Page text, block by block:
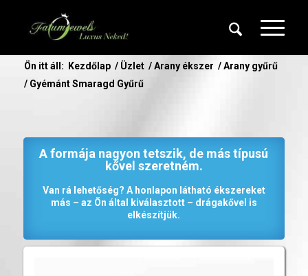
Ön itt áll: Kezdőlap / Üzlet / Arany ékszer / Arany gyűrű
/ Gyémánt Smaragd Gyűrű
A formája nagyon tetszik, de más típusú
kővel szeretném.
Van rá lehetőség? A honlapon látható ékszereket
más – az Ön által kiválasztott – drágakővel is
elkészítjük.